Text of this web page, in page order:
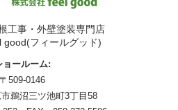
工事・外壁塗装専門店
good(フィールグッド)
ョールーム:
〒509-0146
鵜沼三ツ池町3丁目58